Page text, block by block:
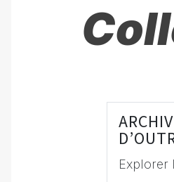
Explorer